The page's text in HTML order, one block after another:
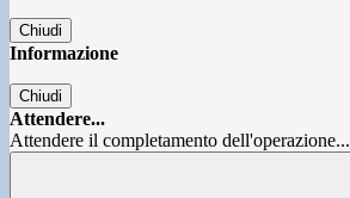
Chiudi
Informazione
Chiudi
Attendere...
Attendere il completamento dell'operazione...